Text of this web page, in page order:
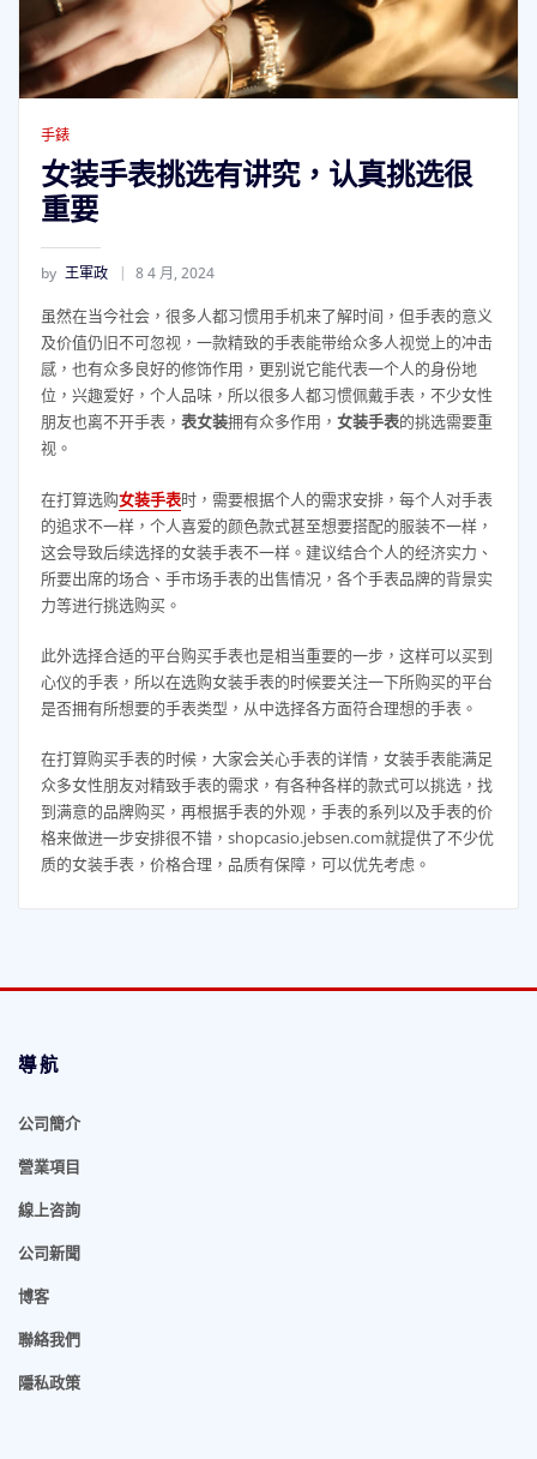
手錶
女装手表挑选有讲究，认真挑选很
重要
by 王軍政 8 4 月, 2024
虽然在当今社会，很多人都习惯用手机来了解时间，但手表的意义
及价值仍旧不可忽视，一款精致的手表能带给众多人视觉上的冲击
感，也有众多良好的修饰作用，更别说它能代表一个人的身份地
位，兴趣爱好，个人品味，所以很多人都习惯佩戴手表，不少女性
朋友也离不开手表， 表女装拥有众多作用， 女装手表的挑选需要重
视。
在打算选购女装手表时，需要根据个人的需求安排，每个人对手表
的追求不一样，个人喜爱的颜色款式甚至想要搭配的服装不一样，
这会导致后续选择的女装手表不一样。建议结合个人的经济实力、
所要出席的场合、手市场手表的出售情况，各个手表品牌的背景实
力等进行挑选购买。
此外选择合适的平台购买手表也是相当重要的一步，这样可以买到
心仪的手表，所以在选购女装手表的时候要关注一下所购买的平台
是否拥有所想要的手表类型，从中选择各方面符合理想的手表。
在打算购买手表的时候，大家会关心手表的详情，女装手表能满足
众多女性朋友对精致手表的需求，有各种各样的款式可以挑选，找
到满意的品牌购买，再根据手表的外观，手表的系列以及手表的价
格来做进一步安排很不错，shopcasio.jebsen.com就提供了不少优
质的女装手表，价格合理，品质有保障，可以优先考虑。
導航
公司簡介
營業項目
線上咨詢
公司新聞
博客
聯絡我們
隱私政策